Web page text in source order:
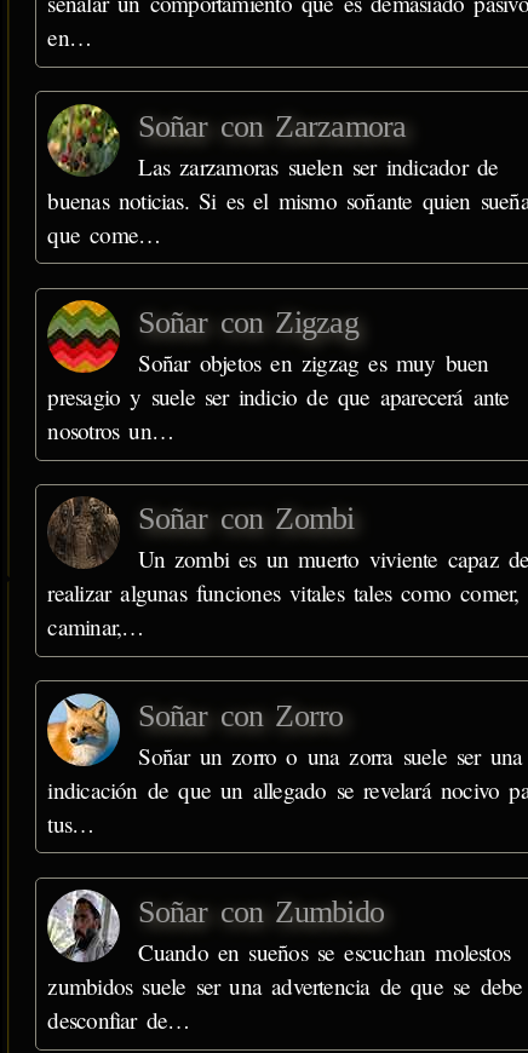
en…
Soñar con Zarzamora
Las zarzamoras suelen ser indicador de
buenas noticias. Si es el mismo soñante quien
que come…
Soñar con Zigzag
Soñar objetos en zigzag es muy buen
presagio y suele ser indicio de que aparecerá ante
nosotros un…
Soñar con Zombi
Un zombi es un muerto viviente capaz de
realizar algunas funciones vitales tales como comer,
caminar,…
Soñar con Zorro
Soñar un zorro o una zorra suele ser una
indicación de que un allegado se revelará nocivo
tus…
Soñar con Zumbido
Cuando en sueños se escuchan molestos
zumbidos suele ser una advertencia de que se debe
desconfiar de…